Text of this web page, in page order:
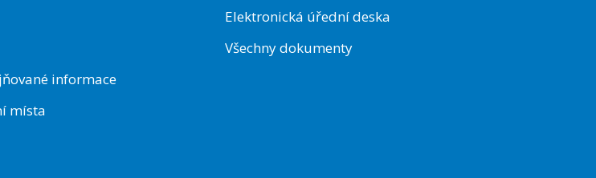
informace
místa
Elektronická úřední deska
Všechny dokumenty